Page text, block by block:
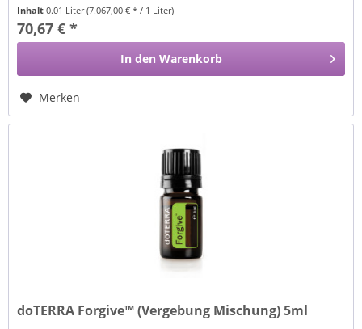
Inhalt0.01 Liter(7.067,00 € * / 1 Liter)
70,67 € *
In den Warenkorb
Merken
doTERRA Forgive™ (Vergebung Mischung) 5ml